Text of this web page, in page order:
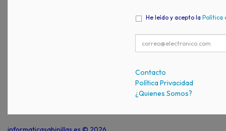
He leído y acepto la Política
Contacto
Política Privacidad
¿Quienes Somos?